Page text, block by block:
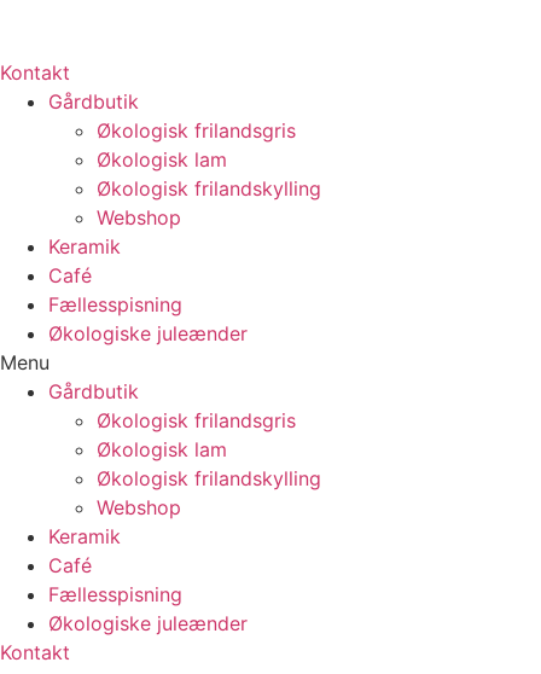
Kontakt
Gårdbutik
Økologisk frilandsgris
Økologisk lam
Økologisk frilandskylling
Webshop
Keramik
Café
Fællesspisning
Økologiske juleænder
Menu
Gårdbutik
Økologisk frilandsgris
Økologisk lam
Økologisk frilandskylling
Webshop
Keramik
Café
Fællesspisning
Økologiske juleænder
Kontakt